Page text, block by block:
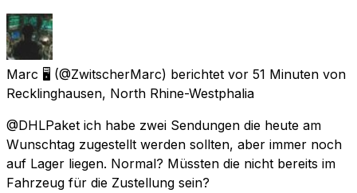
Marc 🖥 (@ZwitscherMarc) berichtet vor 51 Minuten von
Recklinghausen, North Rhine-Westphalia
@DHLPaket ich habe zwei Sendungen die heute am
Wunschtag zugestellt werden sollten, aber immer noch
auf Lager liegen. Normal? Müssten die nicht bereits im
Fahrzeug für die Zustellung sein?